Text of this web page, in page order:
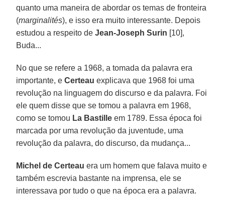
quanto uma maneira de abordar os temas de fronteira
(marginalités), e isso era muito interessante. Depois
estudou a respeito deJean-Joseph Surin [10],
Buda...
No que se refere a 1968, a tomada da palavra era
importante, eCerteau explicava que 1968 foi uma
revolução na linguagem do discurso e da palavra. Foi
ele quem disse que se tomou a palavra em 1968,
como se tomou La Bastille em 1789. Essa época foi
marcada por uma revolução da juventude, uma
revolução da palavra, do discurso, da mudança...
Michel de Certeau era um homem que falava muito e
também escrevia bastante na imprensa, ele se
interessava por tudo o que na época era a palavra.